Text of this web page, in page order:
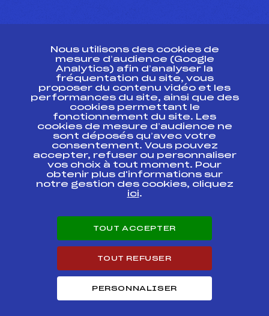
Ressources
Pass’Neige
Projet sportif fédéral
Projet de performance fédéral
Antidopage
Pôle Développement, Formation, Suivi
Scientifique
Listes ministérielles
Pôle vie de l’athlète
Enseignement professionnel
Carrières
Nous utilisons des cookies de
mesure d’audience (Google
Analytics) afin d’analyser la
fréquentation du site, vous
proposer du contenu vidéo et les
performances du site, ainsi que des
cookies permettant le
fonctionnement du site. Les
cookies de mesure d’audience ne
sont déposés qu’avec votre
consentement. Vous pouvez
accepter, refuser ou personnaliser
vos choix à tout moment. Pour
obtenir plus d'informations sur
notre gestion des cookies, cliquez
ici.
TOUT ACCEPTER
TOUT REFUSER
PERSONNALISER